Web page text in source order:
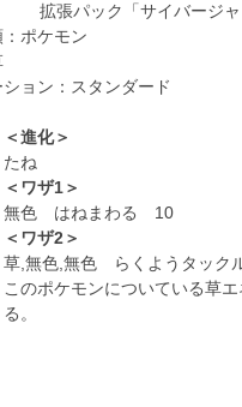
拡張パック「サイバージャ
ポケモン
ョン： スタンダード
＜進化＞
たね
＜ワザ1＞
無色 はねまわる 10
＜ワザ2＞
草,無色,無色 らくようタッ
このポケモンについている草
る。